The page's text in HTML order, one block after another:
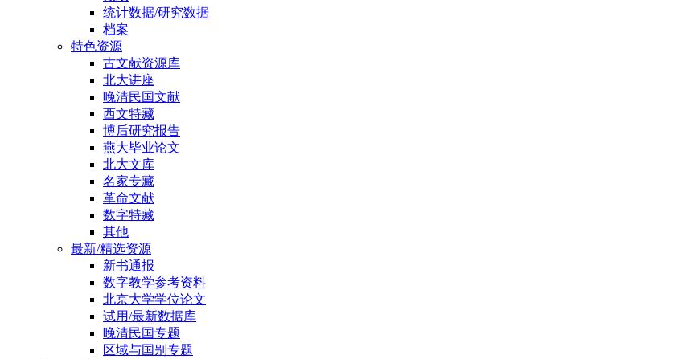
统计数据/研究数据
档案
特色资源
古文献资源库
北大讲座
晚清民国文献
西文特藏
博后研究报告
燕大毕业论文
北大文库
名家专藏
革命文献
数字特藏
其他
最新/精选资源
新书通报
数字教学参考资料
北京大学学位论文
试用/最新数据库
晚清民国专题
区域与国别专题